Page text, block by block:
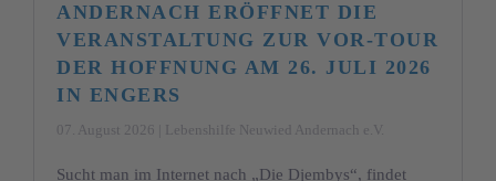
ANDERNACH ERÖFFNET DIE
VERANSTALTUNG ZUR VOR-TOUR
DER HOFFNUNG AM 26. JULI 2026
IN ENGERS
07. August 2026 | Lebenshilfe Neuwied Andernach e.V.
Sucht man im Internet nach „Die Djembys“, findet